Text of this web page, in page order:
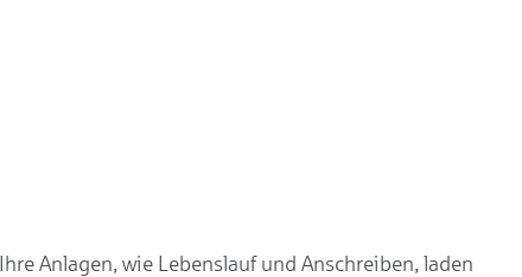
Anlagen, wie Lebenslauf und Anschreiben, laden